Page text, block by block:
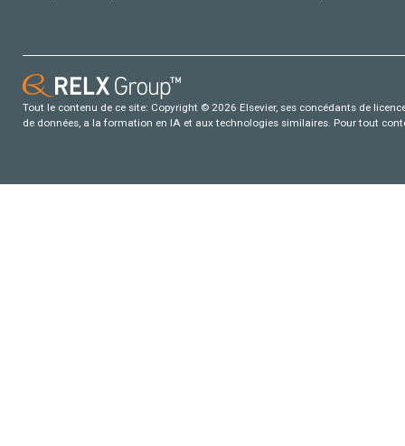
Tout le contenu de ce site: Copyright © 2026 Elsevier, ses concédants de
de données, a la formation en IA et aux technologies similaires. Pour tout